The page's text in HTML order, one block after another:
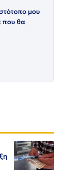
μου
που θα